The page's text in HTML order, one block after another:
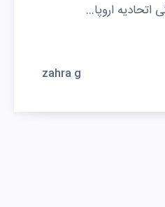
اتحادیه اروپا…
zahra g